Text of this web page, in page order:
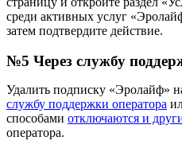
среди активных услуг
затем подтвердите действие.
№5 Через службу
Удалить подписку «Эролайф»
службу поддержки оператора
способами отключаются и
оператора.